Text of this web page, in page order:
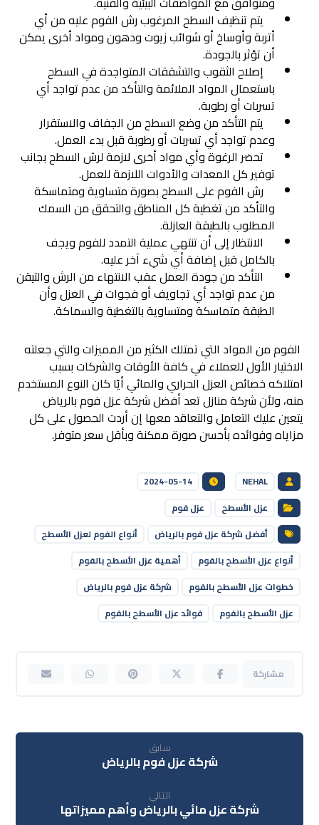
يتم تنظيف السطح المرغوب رش الفوم عليه من أي
أتربة وأوساخ أو شوائب زيوت ودهون ومواد أخرى يمكن
أن تؤثر بالجودة.
إصلاح الثقوب والتشققات المتواجدة في السطح
باستعمال المواد الملائمة والتأكد من عدم تواجد أي
تسربات أو رطوبة.
يتم التأكد من وضع السطح من الجفاف والاستقرار
وعدم تواجد أي تسربات أو رطوبة قبل بدء العمل.
تحضر الرغوة وأي مواد أخرى لازمة لرش السطح بجانب
توفير كل المعدات والأدوات اللازمة للعمل.
رش الفوم على السطح بصورة متساوية ومتماسكة
والتأكد من تغطية كل المناطق والتحقق من السمك
المطلوب بالطبقة العازلة.
الانتظار إلى أن تنتهي عملية التمدد للفوم ويجف
بالكامل قبل إضافة أي شيء آخر عليه.
التأكد من جودة العمل عقب الانتهاء من الرش والتيقن
من عدم تواجد أي تجاويف أو فجوات في العزل وأن
الطبقة متماسكة ومتساوية بالتغطية والسماكة.
الفوم من المواد التي تمتلك الكثير من المميزات والتي جعلته
الاختيار الأول للعملاء في كافة الأوقات والشركات بسبب
امتلاكه خصائص العزل الحراري والمائي أيًا كان النوع المستخدم
منه، ولأن شركة منازل تعد أفضل شركة عزل فوم بالرياض
يتعين عليك التعامل والتعاقد معها إن أردت الحصول على كل
مزاياه وفوائده بأحسن صورة ممكنة وبأقل سعر متوفر.
NEHAL
2024-05-14
عزل الأسطح
عزل فوم
أفضل شركة عزل فوم بالرياض
أنواع الفوم لعزل الأسطح
أنواع عزل الأسطح بالفوم
أهمية عزل الأسطح بالفوم
خطوات عزل الأسطح بالفوم
شركة عزل فوم بالرياض
عزل الأسطح بالفوم
فوائد عزل الأسطح بالفوم
سابق
شركة عزل فوم بالرياض
التالي
شركة عزل مائي بالرياض وأهم مميزاتها